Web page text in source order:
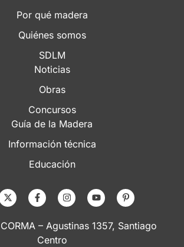
Por qué madera
Quiénes somos
SDLM
Noticias
Obras
Concursos
Guía de la Madera
Información técnica
Educación
– Agustinas 1357, Santiago
Centro